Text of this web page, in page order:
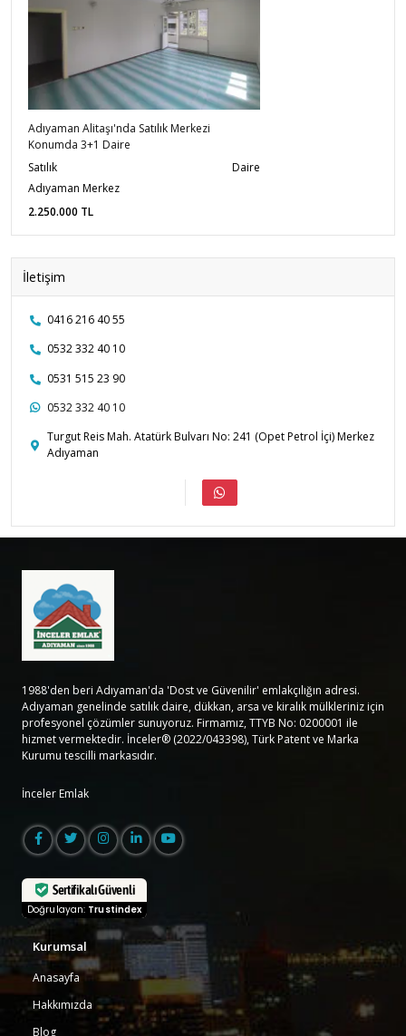
Adıyaman Alitaşı'nda Satılık Merkezi
Konumda 3+1 Daire
Satılık
Daire
Adıyaman Merkez
2.250.000 TL
İletişim
0416 216 40 55
0532 332 40 10
0531 515 23 90
0532 332 40 10
Turgut Reis Mah. Atatürk Bulvarı No: 241 (Opet Petrol İçi) Merkez
Adıyaman
1988'den beri Adıyaman'da 'Dost ve Güvenilir' emlakçılığın adresi.
Adıyaman genelinde satılık daire, dükkan, arsa ve kiralık mülkleriniz için
profesyonel çözümler sunuyoruz. Firmamız, TTYB No: 0200001 ile
hizmet vermektedir. İnceler® (2022/043398), Türk Patent ve Marka
Kurumu tescilli markasıdır.
İnceler Emlak
Sertifikalı Güvenli
Doğrulayan: Trustindex
Kurumsal
Anasayfa
Hakkımızda
Blog